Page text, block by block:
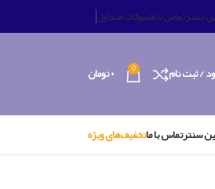
سنترتماس با ماسوالات متداول
/ ثبت نام 0 ۰تومان
سنترتماس با ماتخفیف‌های ویژه